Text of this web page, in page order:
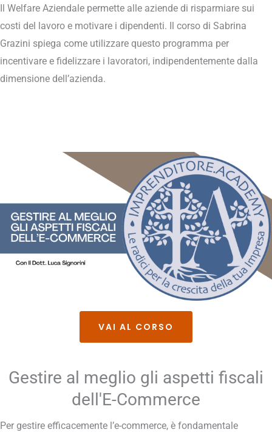
Il Welfare Aziendale permette alle aziende di risparmiare sui
costi del lavoro e motivare i dipendenti. Il corso di Sabrina
Grazini spiega come utilizzare questo programma per
incentivare e fidelizzare i lavoratori, indipendentemente dalla
dimensione dell’azienda.
VAI AL CORSO
Gestire al meglio gli aspetti fiscali
dell'E-Commerce
Per gestire efficacemente l’e-commerce, è fondamentale